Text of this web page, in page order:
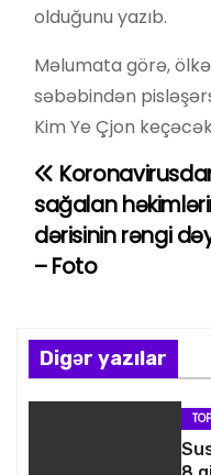
olduğunu yazıb.
Məlumata görə,
səbəbindən
Kim Ye Çjon
Y
a
z
n
a
sağalan
dərisinin rəngi
– Foto
Digər yazılar